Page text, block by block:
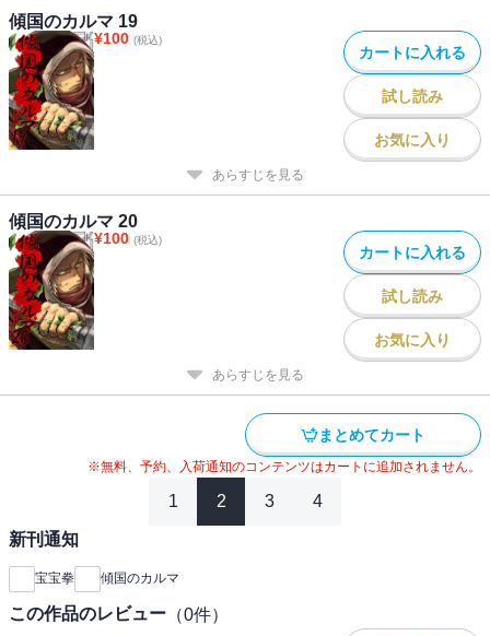
傾国のカルマ 19
¥100 (税込)
カートに入れる
試し読み
お気に入り
あらすじを見る
傾国のカルマ 20
¥100 (税込)
カートに入れる
試し読み
お気に入り
あらすじを見る
まとめてカート
※無料、予約、入荷通知のコンテンツはカートに追加されません。
1 2 3 4
新刊通知
宝宝拳 傾国のカルマ
この作品のレビュー （0件）